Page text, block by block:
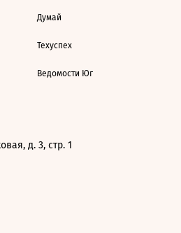
Думай
Техуспех
Ведомости Юг
д. 3, стр. 1